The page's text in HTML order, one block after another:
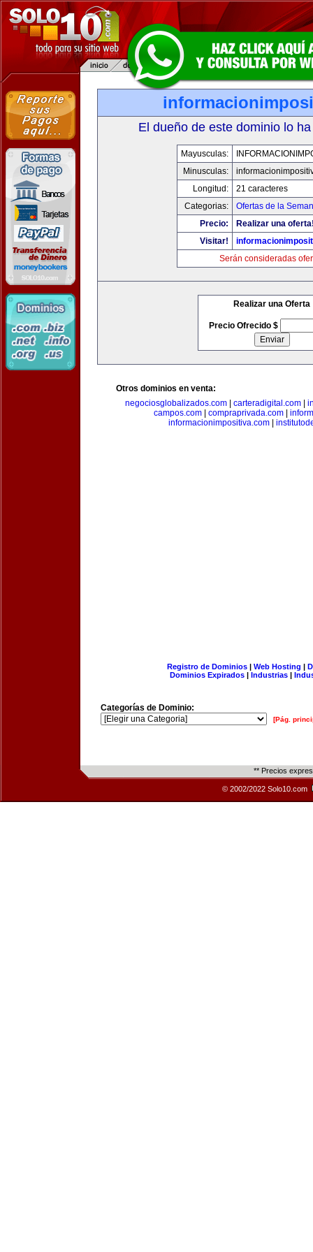
El dueño de este dominio lo
Mayusculas:
Minusculas:
Longitud:
21 caracteres
Categorias:
Ofertas de la
Precio:
Realizar una
Visitar!
Serán consideradas
Realizar una Oferta
Precio Ofrecido $
Otros dominios en venta:
negociosglobalizados.com
carteradigital.com
campos.com
compraprivada.com
informacionimpositiva.com
Registro de Dominios| Web Hosting |
Dominios Expirados | Industrias |
Categorías de Dominio:
[Pág.
** Precios
© 2002/2022 Solo10.com